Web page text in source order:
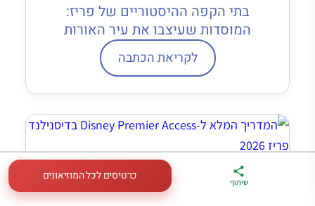
בתי הקפה ההיסטוריים של פריז:
המוסדות שעיצבו את עיר האורות
לקריאת הכתבה
המדריך המלא ל-Disney Premier
ארגז הכלים שלי
מדריך פריז
במתנה
דברו
איתי בווטסאפ
שיתוף כרטיסים לכל המוזיאונים